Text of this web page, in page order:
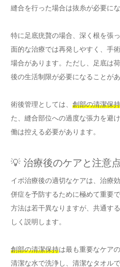
縫合を行った場合は抜糸が必要にな
特に足底疣贅の場合、深く根を張
面的な治療では再発しやすく、手
場合があります。ただし、足底は
後の生活制限が必要になることがあ
術後管理としては、 創部の清潔保
た、縫合部位への過度な張力を避
働は控える必要があります。
💡 治療後のケアと注意点
イボ治療後の適切なケアは、治療
併症を予防するために極めて重要
方法は若干異なりますが、共通す
しく説明します。
創部の清潔保持は最も重要なケア
清潔な水で洗浄し、清潔なタオル